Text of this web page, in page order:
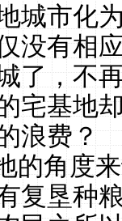
城市化
没有相
了，不
宅基地
浪费？
的角度
复垦种